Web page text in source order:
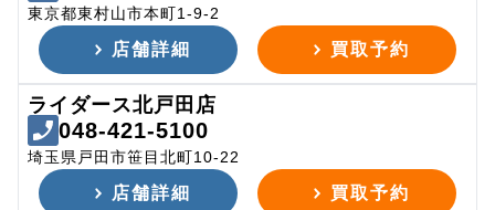
東京都東村山市本町1-9-2
店舗詳細 買取予約
ライダース北戸田店
048-421-5100
埼玉県戸田市笹目北町10-22
店舗詳細 買取予約